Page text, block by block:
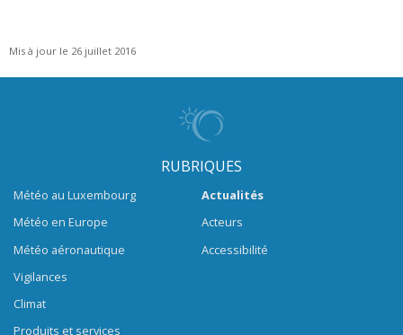
Mis à jour le 26 juillet 2016
RUBRIQUES
Météo au Luxembourg
Météo en Europe
Météo aéronautique
Vigilances
Climat
Produits et services
Actualités
Acteurs
Accessibilité